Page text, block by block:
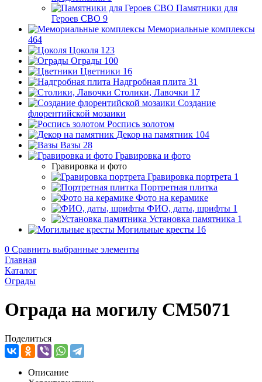
Памятники для
Героев СВО 9
Мемориальные комплексы
464
Цоколя 123
Ограды 100
Цветники 16
Надгробная плита 31
Столики, Лавочки 17
Создание
флорентийской мозаики
Роспись золотом
Декор на памятник 104
Вазы 28
Гравировка и фото
Гравировка и фото
Гравировка портрета 1
Портретная плитка
Фото на керамике
ФИО, даты, шрифты 1
Установка памятника 1
Могильные кресты 16
0 Сравнить выбранные элементы
Главная
Каталог
Ограды
Ограда на могилу CM5071
Поделиться
Описание